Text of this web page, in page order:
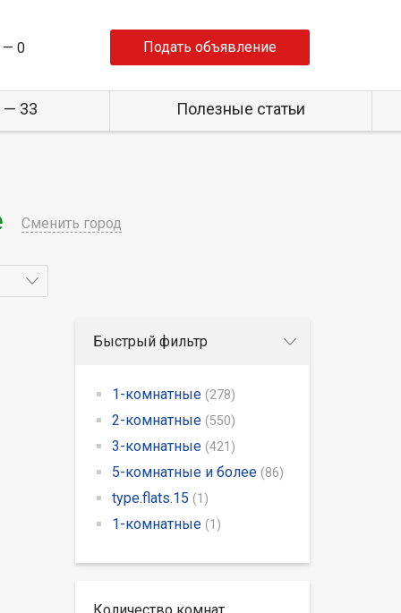
— 0 Подать объявление
— 33 Полезные статьи
Сменить город
Быстрый фильтр
1-комнатные (278)
2-комнатные (550)
3-комнатные (421)
5-комнатные и более (86)
type.flats.15 (1)
1-комнатные (1)